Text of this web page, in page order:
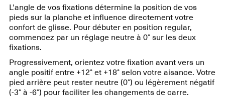
L'angle de vos fixations détermine la position de vos
pieds sur la planche et influence directement votre
confort de glisse. Pour débuter en position regular,
commencez par un réglage neutre à 0° sur les deux
fixations.
Progressivement, orientez votre fixation avant vers un
angle positif entre +12° et +18° selon votre aisance. Votre
pied arrière peut rester neutre (0°) ou légèrement négatif
(-3° à -6°) pour faciliter les changements de carre.